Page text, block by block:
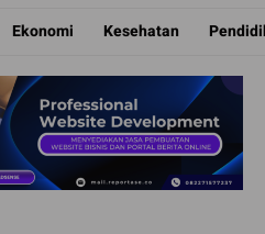
Di Balik Cerita
Ekonomi Kesehatan